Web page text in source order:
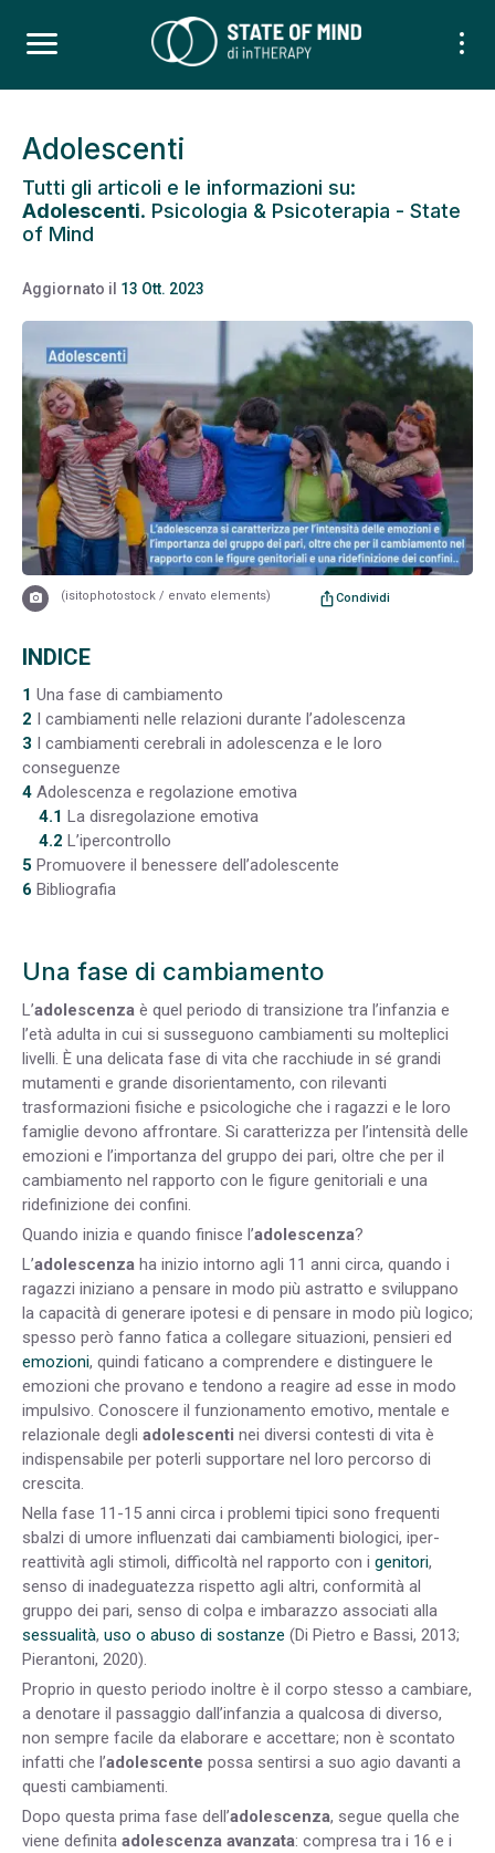
Adolescenti
Tutti gli articoli e le informazioni su:
Adolescenti. Psicologia & Psicoterapia - State
of Mind
Aggiornato il 13 Ott. 2023
(isitophotostock / envato elements) ios_shareCondividi
INDICE
1 Una fase di cambiamento
2 I cambiamenti nelle relazioni durante l’adolescenza
3 I cambiamenti cerebrali in adolescenza e le loro
conseguenze
4 Adolescenza e regolazione emotiva
4.1 La disregolazione emotiva
4.2 L’ipercontrollo
5 Promuovere il benessere dell’adolescente
6 Bibliografia
Una fase di cambiamento
L’adolescenza è quel periodo di transizione tra l’infanzia e
l’età adulta in cui si susseguono cambiamenti su molteplici
livelli. È una delicata fase di vita che racchiude in sé grandi
mutamenti e grande disorientamento, con rilevanti
trasformazioni fisiche e psicologiche che i ragazzi e le loro
famiglie devono affrontare. Si caratterizza per l’intensità delle
emozioni e l’importanza del gruppo dei pari, oltre che per il
cambiamento nel rapporto con le figure genitoriali e una
ridefinizione dei confini.
Quando inizia e quando finisce l’adolescenza?
L’adolescenza ha inizio intorno agli 11 anni circa, quando i
ragazzi iniziano a pensare in modo più astratto e sviluppano
la capacità di generare ipotesi e di pensare in modo più logico;
spesso però fanno fatica a collegare situazioni, pensieri ed
emozioni, quindi faticano a comprendere e distinguere le
emozioni che provano e tendono a reagire ad esse in modo
impulsivo. Conoscere il funzionamento emotivo, mentale e
relazionale degli adolescenti nei diversi contesti di vita è
indispensabile per poterli supportare nel loro percorso di
crescita.
Nella fase 11-15 anni circa i problemi tipici sono frequenti
sbalzi di umore influenzati dai cambiamenti biologici, iper-
reattività agli stimoli, difficoltà nel rapporto con i genitori,
senso di inadeguatezza rispetto agli altri, conformità al
gruppo dei pari, senso di colpa e imbarazzo associati alla
sessualità, uso o abuso di sostanze (Di Pietro e Bassi, 2013;
Pierantoni, 2020).
Proprio in questo periodo inoltre è il corpo stesso a cambiare,
a denotare il passaggio dall’infanzia a qualcosa di diverso,
non sempre facile da elaborare e accettare; non è scontato
infatti che l’adolescente possa sentirsi a suo agio davanti a
questi cambiamenti.
Dopo questa prima fase dell’adolescenza, segue quella che
viene definita adolescenza avanzata: compresa tra i 16 e i